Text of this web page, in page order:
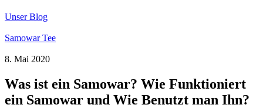
Unser Blog
Samowar Tee
8. Mai 2020
Was ist ein Samowar? Wie Funktioniert
ein Samowar und Wie Benutzt man Ihn?